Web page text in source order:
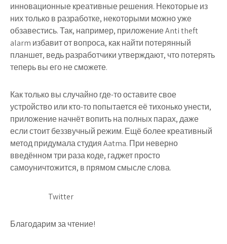
инновационные креативные решения. Некоторые из
них только в разработке, некоторыми можно уже
обзавестись. Так, например, приложение Anti theft
alarm избавит от вопроса, как найти потерянный
планшет, ведь разработчики утверждают, что потерять
теперь вы его не сможете.
Как только вы случайно где-то оставите свое
устройство или кто-то попытается её тихонько унести,
приложение начнёт вопить на полных парах, даже
если стоит беззвучный режим. Ещё более креативный
метод придумала студия Aatma. При неверно
введённом три раза коде, гаджет просто
самоуничтожится, в прямом смысле слова.
Twitter
Благодарим за чтение!